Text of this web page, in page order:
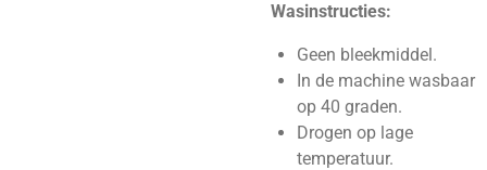
Wasinstructies:
Geen bleekmiddel.
In de machine wasbaar
op 40 graden.
Drogen op lage
temperatuur.